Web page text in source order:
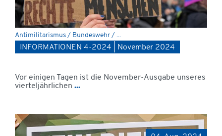
Antimilitarismus / Bundeswehr / ...
INFORMATIONEN 4-2024 | November 2024
Vor einigen Tagen ist die November-Ausgabe unseres
vierteljährlichen ...